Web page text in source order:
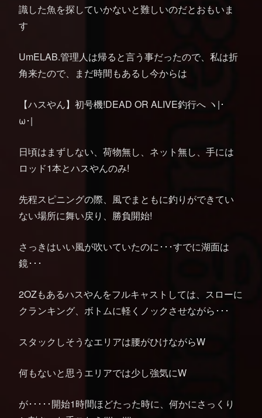
識した魚を探していかないと難しいのだとおもいま
す
UmELAB.管理人は帰ると言う事だったので、私は折
角来たので、まだ時間もあるし今からは
【ハスやん】初号機!DEAD OR ALIVE釣行へ ヽ|･
ω･|ゞ
日頃はまずしない、荷物無し、ネット無し、手には
ロッド1本とハスやんのみ!
先程スピニングの際、風でまともに釣りができてい
ない場所に舞い戻り、勝負開始!
さっきはいい風が吹いていたのに･･･すでに湖面は
鏡･･･
2OZもあるハスやんをフルキャストしては、スローに
クランキング、ボトムに軽くノックさせながら･･･
スタックしそうなエリアは腰がひけながらW
何もないと思うエリアでは少し強気にW
が･････開始1時間ほどたった時に、何かにさっくり